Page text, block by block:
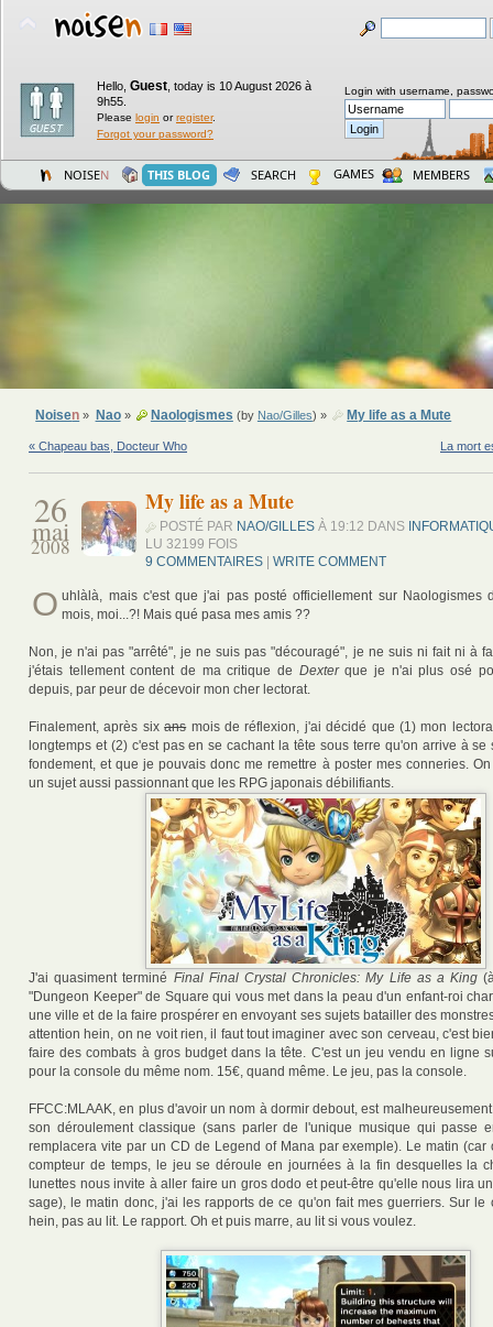
Hello, Guest today is 10 August 2026 à
9h55.
Please login orregister.
Forgot your password?
Login with username,
NOISEN THIS BLOG SEARCH GAMES MEMBERS
Noisen » Nao» Naologismes (by Nao/Gilles) » My life as a Mute
« Chapeau bas, Docteur Who La mort
26
mai
2008
My life as a Mute
POSTÉ PAR NAO/GILLES À 19:12 DANS
LU 32199 FOIS
9 COMMENTAIRES | WRITE COMMENT
O uhlàlà, mais c'est que j'ai pas posté officiellement sur Naologismes
mois, moi...?! Mais qué pasa mes amis ??
Non, je n'ai pas "arrêté", je ne suis pas "découragé", je ne suis ni fait ni à
j'étais tellement content de ma critique de Dexterque je n'ai plus osé
depuis, par peur de décevoir mon cher lectorat.
Finalement, après sixansmois de réflexion, j'ai décidé que (1) mon
longtemps et (2) c'est pas en se cachant la tête sous terre qu'on arrive à se
fondement, et que je pouvais donc me remettre à poster mes conneries.
un sujet aussi passionnant que les RPG japonais débilifiants.
J'ai quasiment terminé Final Final Crystal Chronicles: My Life as a King
"Dungeon Keeper" de Square qui vous met dans la peau d'un enfant-roi
une ville et de la faire prospérer en envoyant ses sujets batailler des
attention hein, on ne voit rien, il faut tout imaginer avec son cerveau, c'est
faire des combats à gros budget dans la tête. C'est un jeu vendu en ligne
pour la console du même nom. 15€, quand même. Le jeu, pas la console.
FFCC:MLAAK, en plus d'avoir un nom à dormir debout, est
son déroulement classique (sans parler de l'unique musique qui passe
remplacera vite par un CD de Legend of Mana par exemple). Le matin
compteur de temps, le jeu se déroule en journées à la fin desquelles la
lunettes nous invite à aller faire un gros dodo et peut-être qu'elle nous lira
sage), le matin donc, j'ai les rapports de ce qu'on fait mes guerriers. Sur le
hein, pas au lit. Le rapport. Oh et puis marre, au lit si vous voulez.